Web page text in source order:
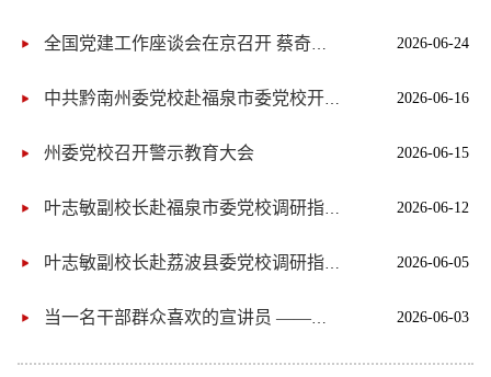
全国党建工作座谈会在京召开 蔡奇出席并讲话 李希出席 2026-06-24
中共黔南州委党校赴福泉市委党校开展联合教研活动 2026-06-16
州委党校召开警示教育大会 2026-06-15
叶志敏副校长赴福泉市委党校调研指导工作 2026-06-12
叶志敏副校长赴荔波县委党校调研指导工作 2026-06-05
当一名干部群众喜欢的宣讲员 ——中共黔南州委党校四级调研员 黎庆礼 2026-06-03